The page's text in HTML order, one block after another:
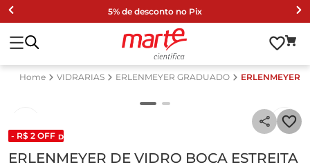
5% de desconto no Pix
VIDRARIAS ERLENMEYER GRADUADO ERLENMEYER
- R$ 2 OFF DESCONTO DE LISTA 2024
ERLENMEYER DE VIDRO BOCA ESTREITA